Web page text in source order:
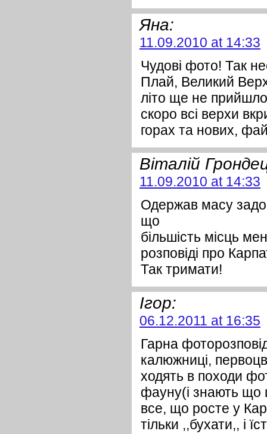
Яна:
11.09.2010 at 14:33
Чудові фото! Так
Плай, Великий
літо ще не
скоро всі верхи
горах та нових,
Віталій
11.09.2010 at 14:33
Одержав масу
що
більшість місць
розповіді про
Так тримати!
Ігор:
06.12.2011 at 16:35
Гарна
калюжниці,
ходять в походи
фауну(і знають що
все, що росте у
тільки ,,бухати,, і